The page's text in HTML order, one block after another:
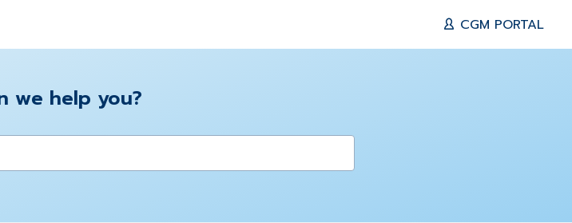
CGM PORTAL
we help you?